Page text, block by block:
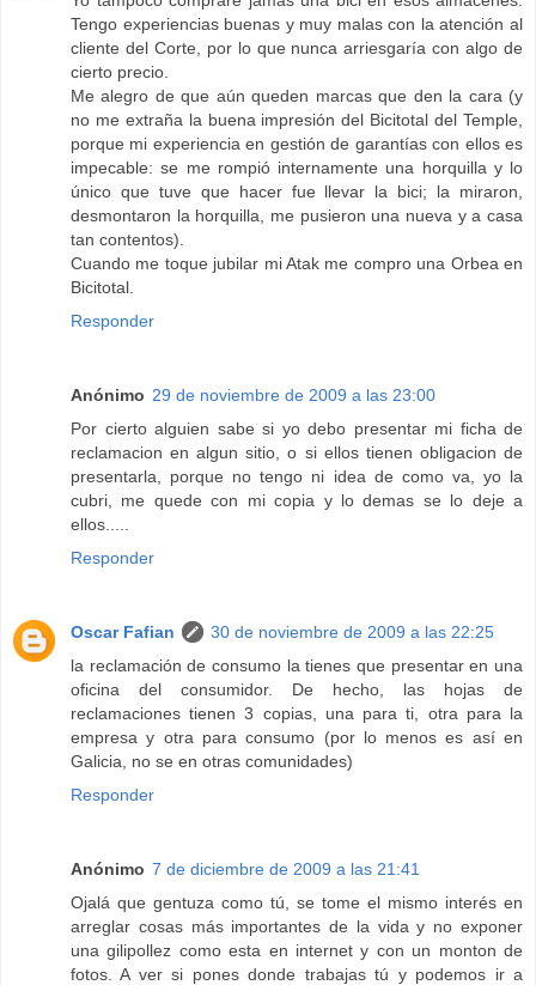
Tengo experiencias buenas y muy malas con la atención al
cliente del Corte, por lo que nunca arriesgaría con algo de
cierto precio.
Me alegro de que aún queden marcas que den la cara (y
no me extraña la buena impresión del Bicitotal del Temple,
porque mi experiencia en gestión de garantías con ellos es
impecable: se me rompió internamente una horquilla y lo
único que tuve que hacer fue llevar la bici; la miraron,
desmontaron la horquilla, me pusieron una nueva y a casa
tan contentos).
Cuando me toque jubilar mi Atak me compro una Orbea en
Bicitotal.
Responder
Anónimo 29 de noviembre de 2009 a las 23:00
Por cierto alguien sabe si yo debo presentar mi ficha de
reclamacion en algun sitio, o si ellos tienen obligacion de
presentarla, porque no tengo ni idea de como va, yo la
cubri, me quede con mi copia y lo demas se lo deje a
ellos.....
Responder
Oscar Fafian
30 de noviembre de 2009 a las 22:25
la reclamación de consumo la tienes que presentar en una
oficina del consumidor. De hecho, las hojas de
reclamaciones tienen 3 copias, una para ti, otra para la
empresa y otra para consumo (por lo menos es así en
Galicia, no se en otras comunidades)
Responder
Anónimo 7 de diciembre de 2009 a las 21:41
Ojalá que gentuza como tú, se tome el mismo interés en
arreglar cosas más importantes de la vida y no exponer
una gilipollez como esta en internet y con un monton de
fotos. A ver si pones donde trabajas tú y podemos ir a